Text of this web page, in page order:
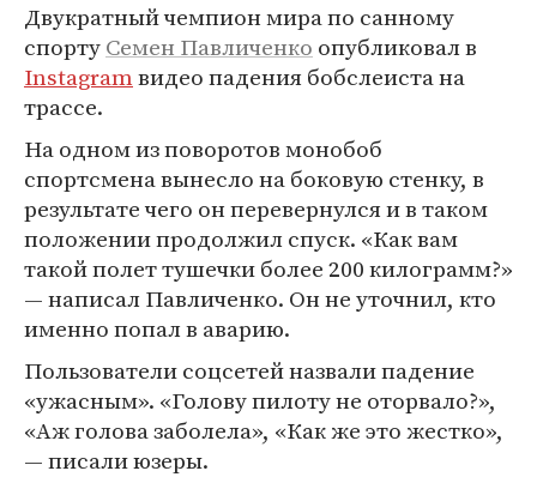
Двукратный чемпион мира по санному
спортуСемен Павличенко опубликовал в
Instagramвидео падения бобслеиста на
трассе.
На одном из поворотов монобоб
спортсмена вынесло на боковую стенку, в
результате чего он перевернулся и в таком
положении продолжил спуск. «Как вам
такой полет тушечки более 200 килограмм?»
— написал Павличенко. Он не уточнил, кто
именно попал в аварию.
Пользователи соцсетей назвали падение
«ужасным». «Голову пилоту не оторвало?»,
«Аж голова заболела», «Как же это жестко»,
— писали юзеры.